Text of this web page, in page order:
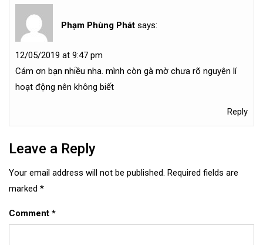
Phạm Phùng Phát says:
12/05/2019 at 9:47 pm
Cám ơn bạn nhiều nha. mình còn gà mờ chưa rõ nguyên lí
hoạt động nên không biết
Reply
Leave a Reply
Your email address will not be published. Required fields are
marked *
Comment *